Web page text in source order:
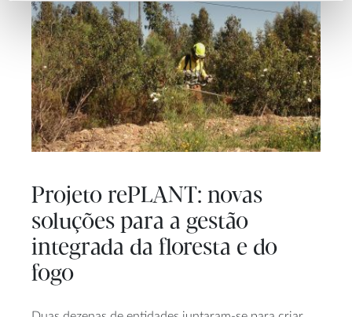
Projeto rePLANT: novas
soluções para a gestão
integrada da floresta e do
fogo